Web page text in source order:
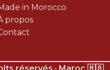
in Morocco
propos
réservés · Maroc 🇲🇦